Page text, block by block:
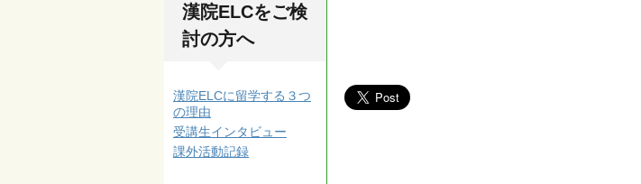
漢院ELCをご検
討の方へ
漢院ELCに留学する３つ
の理由
受講生インタビュー
課外活動記録